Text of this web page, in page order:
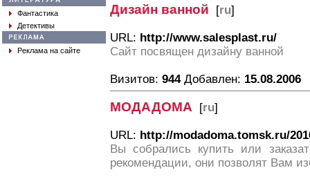
Фантастика
Детективы
Реклама на сайте
Дизайн ванной [ru]
URL: http://www.salesplast.ru/
Сайт посвящен дизайну ванной
Визитов: 944Добавлен: 15.08.2006
МОДАДОМА [ru]
URL: http://modadoma.tomsk.ru/
Вы собрались купить или
рекомендации, они позволят Вам